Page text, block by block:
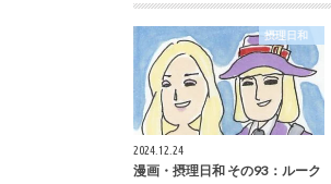
摂理日和
2024.12.24
漫画・摂理日和 その93：ルーク